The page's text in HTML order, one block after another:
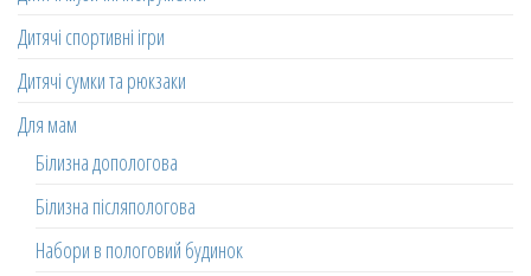
Дитячі спортивні ігри
Дитячі сумки та рюкзаки
Для мам
Білизна допологова
Білизна післяпологова
Набори в пологовий будинок